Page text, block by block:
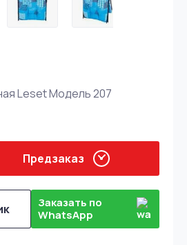
Leset Модель 207
Предзаказ
Заказать по
WhatsApp